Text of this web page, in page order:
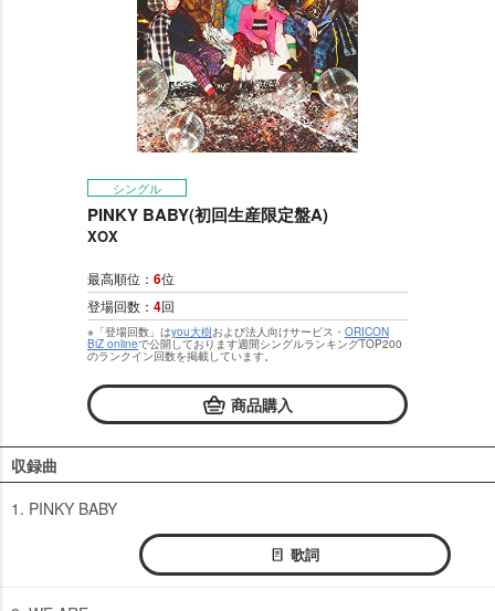
シングル
PINKY BABY(初回生産限定盤A)
XOX
最高順位： 6位
登場回数： 4回
※「登場回数」はyou大樹および法人向けサービス・ ORICON
BiZ onlineで公開しております週間シングルランキングTOP200
のランクイン回数を掲載しています。
商品購入
収録曲
1. PINKY BABY
歌詞